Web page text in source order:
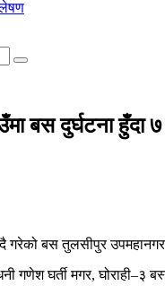
बस दुर्घटना हुँदा
गरेको बस तुलसीपुर
गणेश घर्ती मगर, घोराही–३